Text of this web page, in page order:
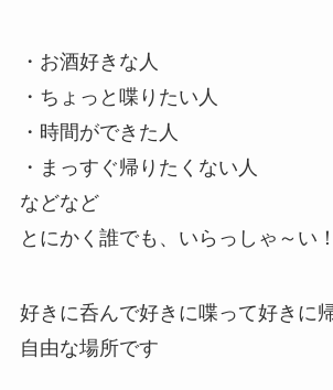
・お酒好きな人
・ちょっと喋りたい人
・時間ができた人
・まっすぐ帰りたくない人
などなど
とにかく誰でも、いらっしゃ～い！
好きに呑んで好きに喋って好きに
自由な場所です